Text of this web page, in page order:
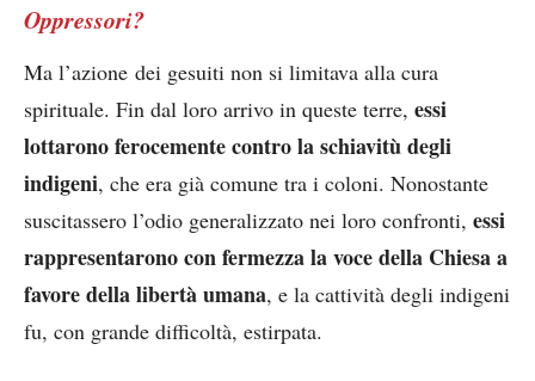
Oppressori?
Ma l’azione dei gesuiti non si limitava alla cura
spirituale. Fin dal loro arrivo in queste terre, essi
lottarono ferocemente contro la schiavitù degli
indigeni, che era già comune tra i coloni. Nonostante
suscitassero l’odio generalizzato nei loro confronti, essi
rappresentarono con fermezza la voce della Chiesa a
favore della libertà umana, e la cattività degli indigeni
fu, con grande difficoltà, estirpata.